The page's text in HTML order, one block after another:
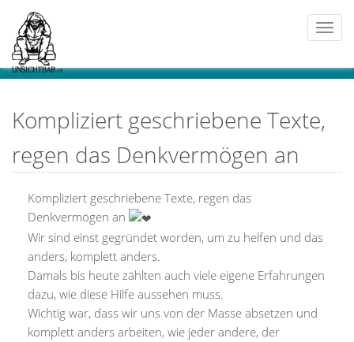
Kompliziert geschriebene Texte,
regen das Denkvermögen an
Kompliziert geschriebene Texte, regen das
Denkvermögen an
Wir sind einst gegründet worden, um zu helfen und das
anders, komplett anders.
Damals bis heute zählten auch viele eigene Erfahrungen
dazu, wie diese Hilfe aussehen muss.
Wichtig war, dass wir uns von der Masse absetzen und
komplett anders arbeiten, wie jeder andere, der